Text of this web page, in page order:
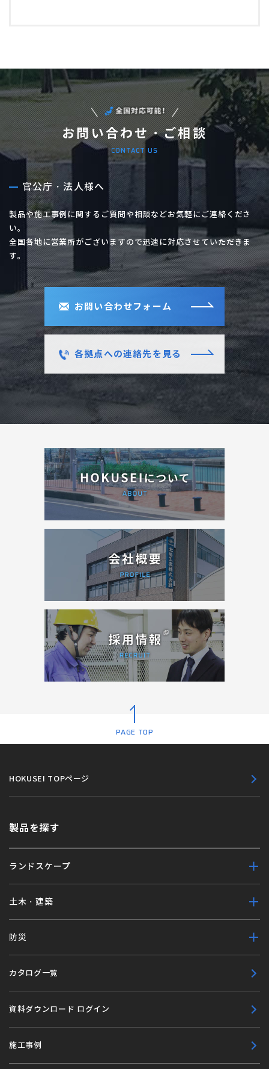
お問い合わせ・ご相談
CONTACT US
官公庁・法人様へ
製品や施工事例に関するご質問や相談などお気軽にご連絡くださ
い。
全国各地に営業所がございますので迅速に対応させていただきま
す。
お問い合わせフォーム
各拠点への連絡先を見る
PAGE TOP
HOKUSEI TOPページ
製品を探す
ランドスケープ
土木・建築
防災
カタログ一覧
資料ダウンロード ログイン
施工事例